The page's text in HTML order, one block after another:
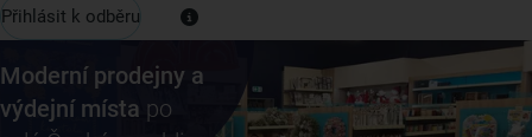
Přihlásit k odběru
Moderní prodejny a
výdejní místa po